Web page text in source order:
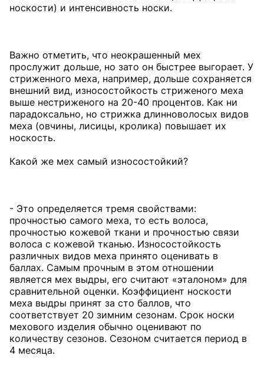
носкости) и интенсивность носки.
Важно отметить, что неокрашенный мех
прослужит дольше, но зато он быстрее выгорает. У
стриженного меха, например, дольше сохраняется
внешний вид, износостойкость стриженого меха
выше нестриженого на 20-40 процентов. Как ни
парадоксально, но стрижка длинноволосых видов
меха (овчины, лисицы, кролика) повышает их
носкость.
Какой же мех самый износостойкий?
- Это определяется тремя свойствами:
прочностью самого меха, то есть волоса,
прочностью кожевой ткани и прочностью связи
волоса с кожевой тканью. Износостойкость
различных видов меха принято оценивать в
баллах. Самым прочным в этом отношении
является мех выдры, его считают «эталоном» для
сравнительной оценки. Коэффициент носкости
меха выдры принят за сто баллов, что
соответствует 20 зимним сезонам. Срок носки
мехового изделия обычно оценивают по
количеству сезонов. Сезоном считается период в
4 месяца.